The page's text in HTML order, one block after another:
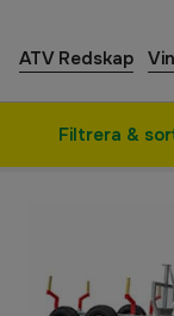
ATV Redskap
Filtrera &